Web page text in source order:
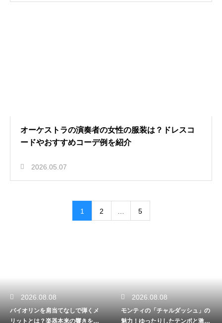
オーケストラの演奏者の女性の服装は？ドレスコ
ードやおすすめコーデ例を紹介
2026.05.07
1 2 5
2026.08.08
バイオリンを肩当てなしで弾くメ
リットとは？楽器本来の響きを引
2026.08.08
モンティの「チャルダッシュ」の
魅力！ゆったりしたテンポと激し